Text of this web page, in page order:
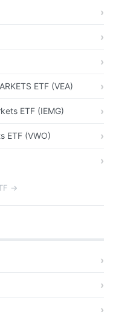
ETF (VEA)
ETF (IEMG)
ETF (VWO)
→